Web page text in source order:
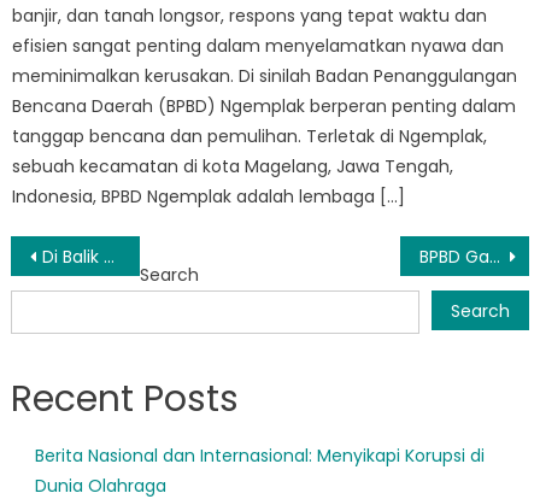
banjir, dan tanah longsor, respons yang tepat waktu dan
efisien sangat penting dalam menyelamatkan nyawa dan
meminimalkan kerusakan. Di sinilah Badan Penanggulangan
Bencana Daerah (BPBD) Ngemplak berperan penting dalam
tanggap bencana dan pemulihan. Terletak di Ngemplak,
sebuah kecamatan di kota Magelang, Jawa Tengah,
Indonesia, BPBD Ngemplak adalah lembaga […]
Post
navigation
Di Balik Layar Bersama BPBD DIY Sleman: Pahlawan Penanggulangan Bencana Tanpa Tanda Jasa BPBD Gamping: Melihat Lebih Dekat Misi dan Dampak Badan tersebut
Search
Search
Recent Posts
Berita Nasional dan Internasional: Menyikapi Korupsi di
Dunia Olahraga